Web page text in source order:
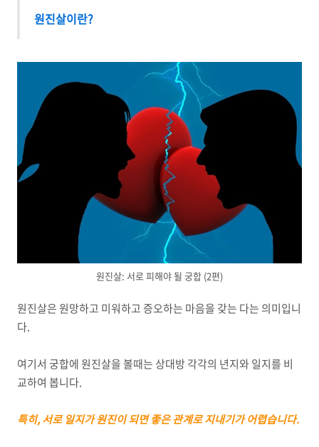
원진살이란?
원진살: 서로 피해야 될 궁합 (2편)
원진살은 원망하고 미워하고 증오하는 마음을 갖는 다는 의미입니
다.
여기서 궁합에 원진살을 볼때는 상대방 각각의 년지와 일지를 비
교하여 봅니다.
특히, 서로 일지가 원진이 되면 좋은 관계로 지내기가 어렵습니다.